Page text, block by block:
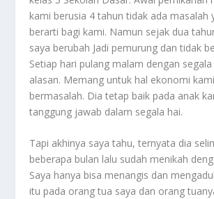
kami berusia 4 tahun tidak ada masalah
berarti bagi kami. Namun sejak dua
saya berubah Jadi pemurung dan tidak
Setiap hari pulang malam dengan
alasan. Memang untuk hal ekonomi
bermasalah. Dia tetap baik pada anak
tanggung jawab dalam segala hai.
Tapi akhinya saya tahu, ternyata dia
beberapa bulan lalu sudah menikah
Saya hanya bisa menangis dan
itu pada orang tua saya dan orang